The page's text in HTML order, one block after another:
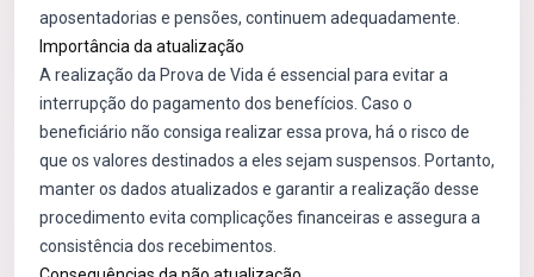
aposentadorias e pensões, continuem adequadamente.
Importância da atualização
A realização da Prova de Vida é essencial para evitar a
interrupção do pagamento dos benefícios. Caso o
beneficiário não consiga realizar essa prova, há o risco de
que os valores destinados a eles sejam suspensos. Portanto,
manter os dados atualizados e garantir a realização desse
procedimento evita complicações financeiras e assegura a
consistência dos recebimentos.